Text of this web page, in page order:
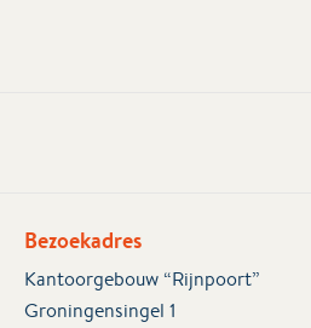
Bezoekadres
Kantoorgebouw “Rijnpoort”
Groningensingel 1